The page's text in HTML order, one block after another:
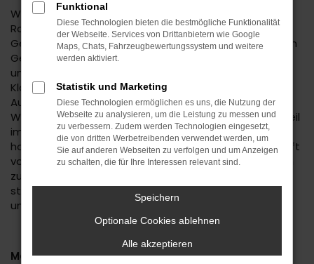
Wenn Sie einen zuverlässigen Mobilitätspartner für
Rottweil suchen, empfehlen wir Ihnen einen Seat Leon
Gebrauchtwagen. Dieses Modell hat in jeder bisherigen
Generation seine Langlebigkeit unter Beweis gestellt
und befindet sich längst auf dem Weg zu einem
Klassiker. Kennzeichnend ist das hohe
Ausstattungslevel sowie die Effizienz der Motoren.
Wenn Sie Ihren Seat Leon Gebrauchtwagen für Rottweil
im Autohaus Daub kaufen, profitieren Sie von unseren
hohen Qualitätsmaßstäben. Jedes Fahrzeug unterläuft
vor dem Verkauf eine Fülle an Tests. Wir sind erst dann
zufrieden, wenn keinerlei Mängel mehr existieren und
stellen dies durch die hohe Kompetenz und Erfahrung
unserer Kfz-Meisterwerkstatt sicher.
Marken
Funktional
Diese Technologien bieten die bestmögliche Funktionalität
der Webseite. Services von Drittanbietern wie Google
Maps, Chats, Fahrzeugbewertungssystem und weitere
werden aktiviert.
Statistik und Marketing
Diese Technologien ermöglichen es uns, die Nutzung der
Webseite zu analysieren, um die Leistung zu messen und
zu verbessern. Zudem werden Technologien eingesetzt,
die von dritten Werbetreibenden verwendet werden, um
Sie auf anderen Webseiten zu verfolgen und um Anzeigen
zu schalten, die für Ihre Interessen relevant sind.
Speichern
Optionale Cookies ablehnen
Alle akzeptieren